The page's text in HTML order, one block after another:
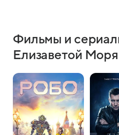
Фильмы и
Елизаветой